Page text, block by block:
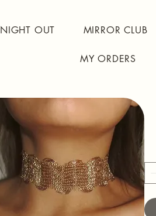
NIGHT OUT MIRROR CLUB
MY ORDERS